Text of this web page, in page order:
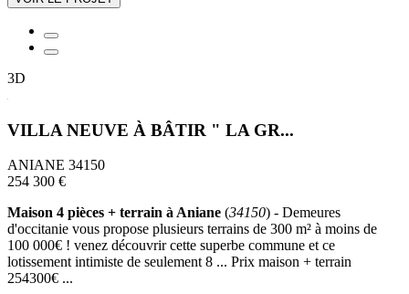
3D
VILLA NEUVE À BÂTIR " LA GR...
ANIANE 34150
254 300 €
Maison 4 pièces + terrain à Aniane (34150) - Demeures
d'occitanie vous propose plusieurs terrains de 300 m² à moins de
100 000€ ! venez découvrir cette superbe commune et ce
lotissement intimiste de seulement 8 ... Prix maison + terrain
254300€ ...